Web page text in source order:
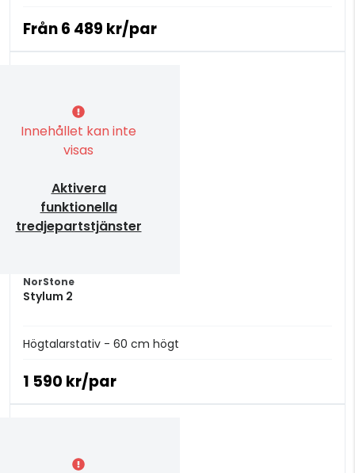
Från6 489 kr/par
Innehållet kan inte
visas
Aktivera
funktionella
tredjepartstjänster
NorStone
Stylum 2
Högtalarstativ - 60 cm högt
1 590 kr/par